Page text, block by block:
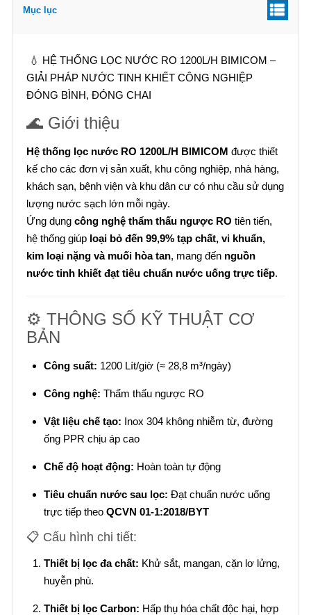
Mục lục
💧 HỆ THỐNG LỌC NƯỚC RO 1200L/H BIMICOM –
GIẢI PHÁP NƯỚC TINH KHIẾT CÔNG NGHIỆP
ĐÓNG BÌNH, ĐÓNG CHAI
🌊 Giới thiệu
Hệ thống lọc nước RO 1200L/H BIMICOM được thiết
kế cho các đơn vị sản xuất, khu công nghiệp, nhà hàng,
khách sạn, bệnh viện và khu dân cư có nhu cầu sử dụng
lượng nước sạch lớn mỗi ngày.
Ứng dụng công nghệ thẩm thấu ngược RO tiên tiến,
hệ thống giúp loại bỏ đến 99,9% tạp chất, vi khuẩn,
kim loại nặng và muối hòa tan, mang đến nguồn
nước tinh khiết đạt tiêu chuẩn nước uống trực tiếp.
⚙️ THÔNG SỐ KỸ THUẬT CƠ
BẢN
Công suất: 1200 Lít/giờ (≈ 28,8 m³/ngày)
Công nghệ: Thẩm thấu ngược RO
Vật liệu chế tạo: Inox 304 không nhiễm từ, đường
ống PPR chịu áp cao
Chế độ hoạt động: Hoàn toàn tự động
Tiêu chuẩn nước sau lọc: Đạt chuẩn nước uống
trực tiếp theo QCVN 01-1:2018/BYT
📋 Cấu hình chi tiết:
Thiết bị lọc đa chất: Khử sắt, mangan, cặn lơ lửng,
huyễn phù.
Thiết bị lọc Carbon: Hấp thụ hóa chất độc hại, hợp